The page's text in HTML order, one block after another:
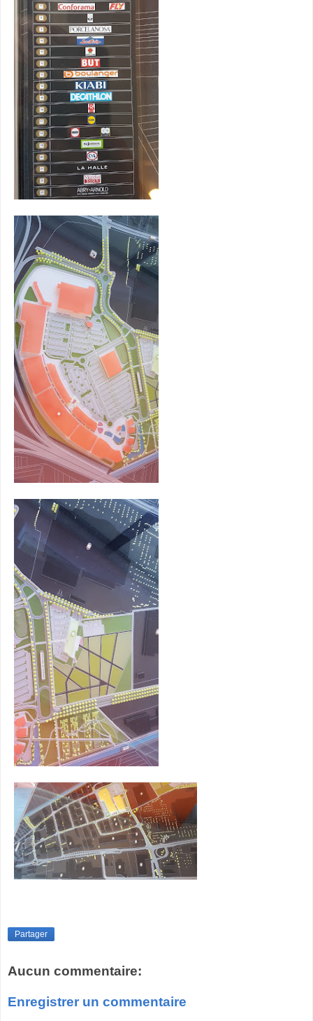
Partager
Aucun commentaire:
Enregistrer un commentaire